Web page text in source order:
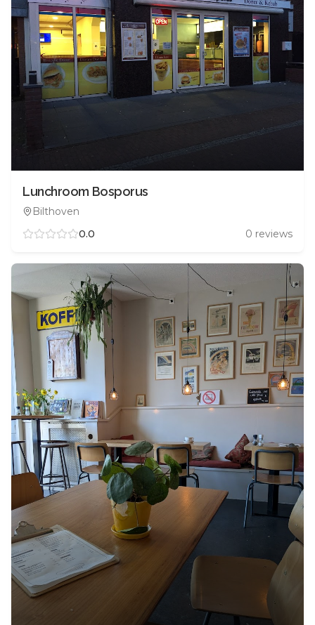
Lunchroom Bosporus
Bilthoven
0.0
0 reviews